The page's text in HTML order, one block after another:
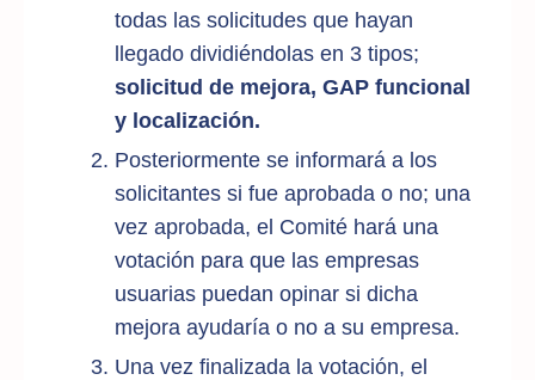
todas las solicitudes que hayan
llegado dividiéndolas en 3 tipos;
solicitud de mejora, GAP funcional
y localización.
Posteriormente se informará a los
solicitantes si fue aprobada o no; una
vez aprobada, el Comité hará una
votación para que las empresas
usuarias puedan opinar si dicha
mejora ayudaría o no a su empresa.
Una vez finalizada la votación, el